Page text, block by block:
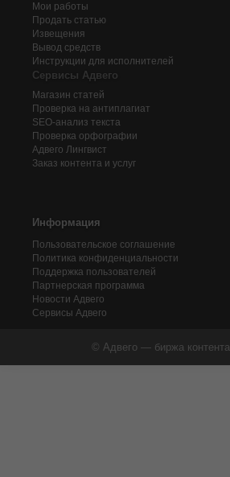
Мои работы
Продать статью
Извещения
Вывод средств
Инструкции для исполнителей
Сервисы Адвего
Магазин статей
Проверка на антиплагиат
SEO-анализ текста
Проверка орфографии
Адвего Лингвист
Заказ контента и услуг
Информация
Пользовательское соглашение
Политика конфиденциальности
Поддержка пользователей
Партнерская программа
Новости Адвего
Сервисы Адвего
© Адвего — биржа